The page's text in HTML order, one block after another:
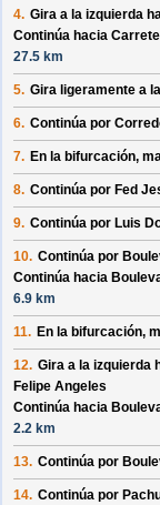
4. Gira a la izquierda
Continúa hacia
27.5 km
5. Gira ligeramente a
6. Continúa por
7. En la bifurcación,
8. Continúa por Fed
9. Continúa por Luis
10. Continúa por
Continúa hacia
6.9 km
11. En la bifurcación,
12. Gira a la izquierda
Felipe Angeles
Continúa hacia
2.2 km
13. Continúa por
14. Continúa por